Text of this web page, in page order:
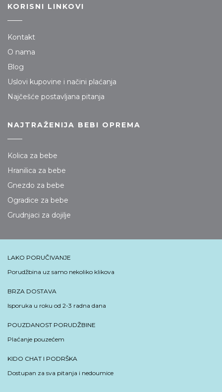
KORISNI LINKOVI
Kontakt
O nama
Blog
Uslovi kupovine i načini plaćanja
Najčešće postavljana pitanja
NAJTRAŽENIJA BEBI OPREMA
Kolica za bebe
Hranilica za bebe
Gnezdo za bebe
Ogradice za bebe
Grudnjaci za dojilje
LAKO PORUČIVANJE
Porudžbina uz samo nekoliko klikova
BRZA DOSTAVA
Isporuka u roku od 2-3 radna dana
POUZDANOST PORUDŽBINE
Plaćanje pouzećem
KIDO CHAT I PODRŠKA
Dostupan za sva pitanja i nedoumice